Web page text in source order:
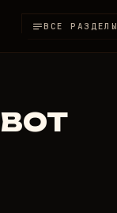
ВСЕ РАЗДЕЛЫ